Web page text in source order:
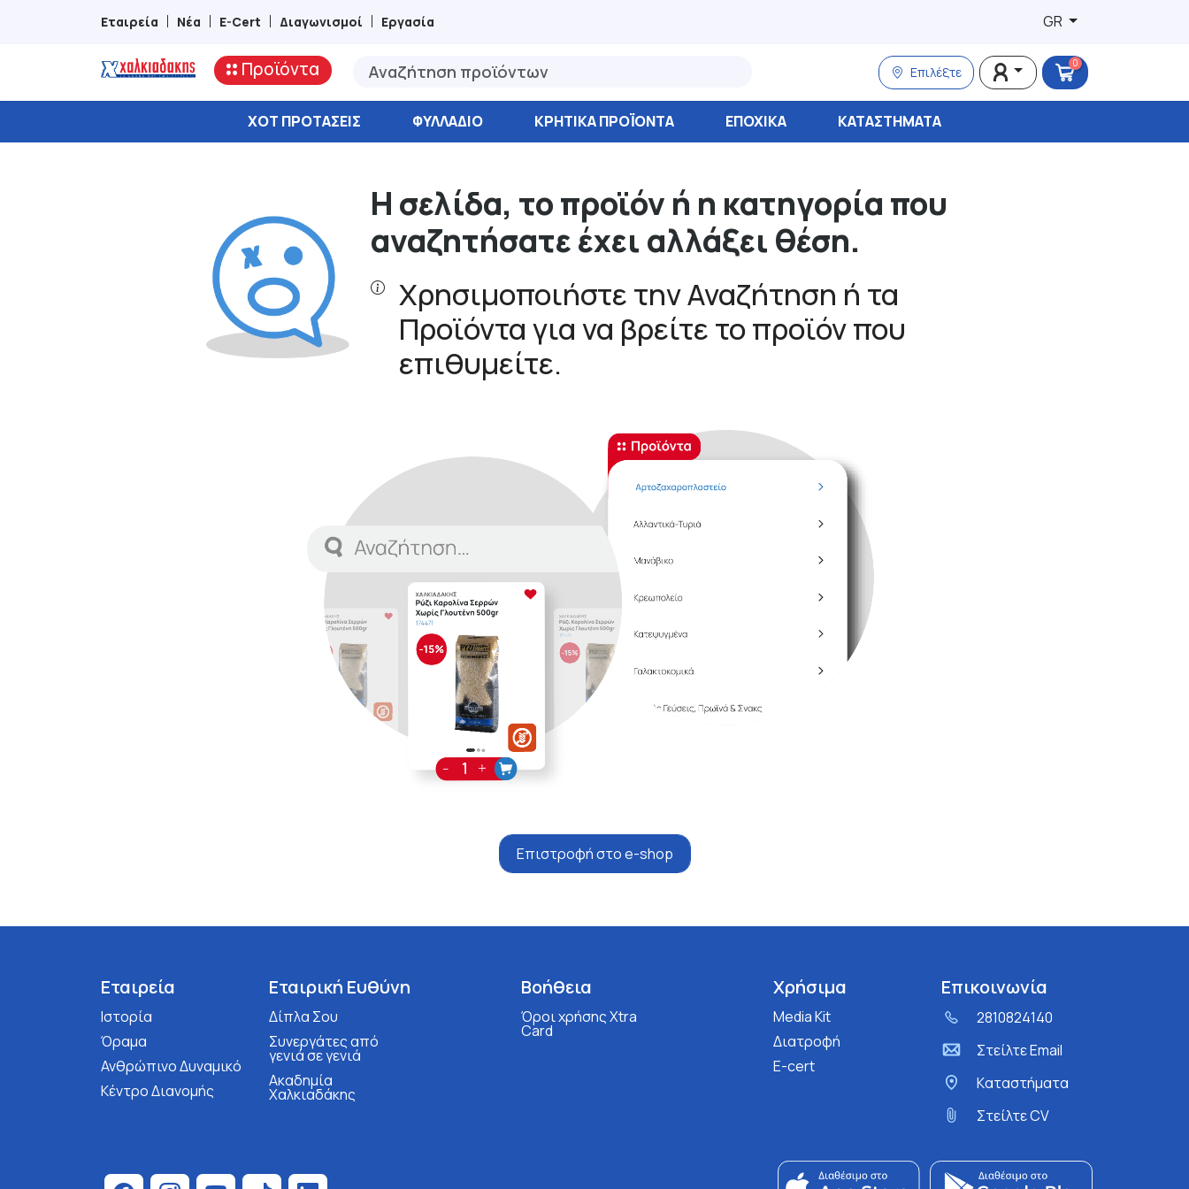
Εταιρεία Νέα E-Cert Διαγωνισμοί Εργασία GR
Προϊόντα Επιλέξτε
0
ΧΟΤ ΠΡΟΤΆΣΕΙΣ ΦΥΛΛΆΔΙΟ ΚΡΗΤΙΚΑ ΠΡΟΪΟΝΤΑ ΕΠΟΧΙΚΑ ΚΑΤΑΣΤΉΜΑΤΑ
Η σελίδα, το προϊόν ή η κατηγορία που
αναζητήσατε έχει αλλάξει θέση.
Χρησιμοποιήστε την Αναζήτηση ή τα
Προϊόντα για να βρείτε το προϊόν που
επιθυμείτε.
Επιστροφή στο e-shop
Εταιρεία
Ιστορία
Όραμα
Ανθρώπινο Δυναμικό
Κέντρο Διανομής
Εταιρική Ευθύνη
Δίπλα Σου
Συνεργάτες από
γενιά σε γενιά
Ακαδημία
Χαλκιαδάκης
Βοήθεια
Όροι χρήσης Xtra
Card
Χρήσιμα
Media Kit
Διατροφή
E-cert
Επικοινωνία
2810824140
Στείλτε Email
Kαταστήματα
Στείλτε CV